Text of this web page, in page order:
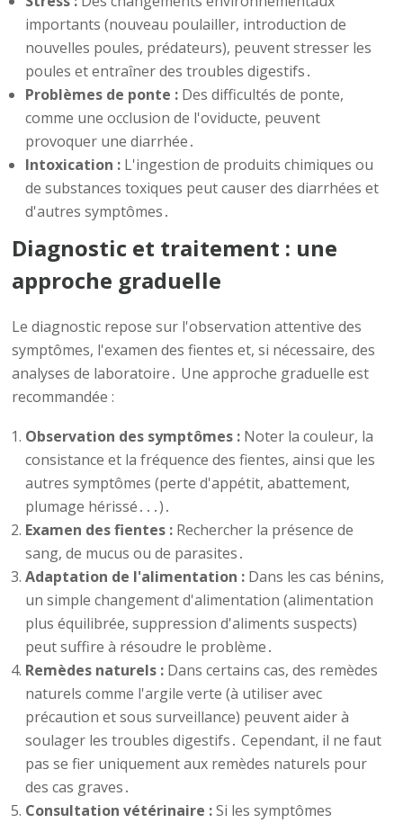
importants (nouveau poulailler, introduction de
nouvelles poules, prédateurs), peuvent stresser les
poules et entraîner des troubles digestifs․
Problèmes de ponte : Des difficultés de ponte,
comme une occlusion de l'oviducte, peuvent
provoquer une diarrhée․
Intoxication : L'ingestion de produits chimiques ou
de substances toxiques peut causer des diarrhées et
d'autres symptômes․
Diagnostic et traitement : une
approche graduelle
Le diagnostic repose sur l'observation attentive des
symptômes, l'examen des fientes et, si nécessaire, des
analyses de laboratoire․ Une approche graduelle est
recommandée :
Observation des symptômes : Noter la couleur, la
consistance et la fréquence des fientes, ainsi que les
autres symptômes (perte d'appétit, abattement,
plumage hérissé․․․)․
Examen des fientes : Rechercher la présence de
sang, de mucus ou de parasites․
Adaptation de l'alimentation : Dans les cas bénins,
un simple changement d'alimentation (alimentation
plus équilibrée, suppression d'aliments suspects)
peut suffire à résoudre le problème․
Remèdes naturels : Dans certains cas, des remèdes
naturels comme l'argile verte (à utiliser avec
précaution et sous surveillance) peuvent aider à
soulager les troubles digestifs․ Cependant, il ne faut
pas se fier uniquement aux remèdes naturels pour
des cas graves․
Consultation vétérinaire :Si les symptômes